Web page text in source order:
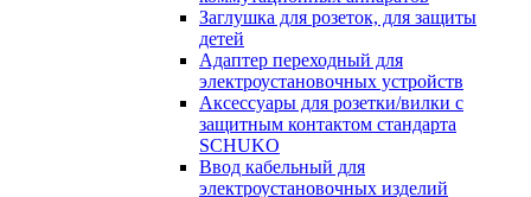
Заглушка для розеток, для защиты
детей
Адаптер переходный для
электроустановочных устройств
Аксессуары для розетки/вилки с
защитным контактом стандарта
SCHUKO
Ввод кабельный для
электроустановочных изделий